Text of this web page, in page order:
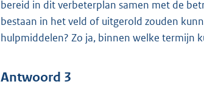
bereid in dit verbeterplan samen met de
bestaan in het veld of uitgerold zouden
hulpmiddelen? Zo ja, binnen welke termijn
Antwoord 3